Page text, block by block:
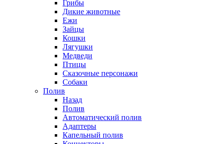
Грибы
Дикие животные
Ежи
Зайцы
Кошки
Лягушки
Медведи
Птицы
Сказочные персонажи
Собаки
Полив
Назад
Полив
Автоматический полив
Адаптеры
Капельный полив